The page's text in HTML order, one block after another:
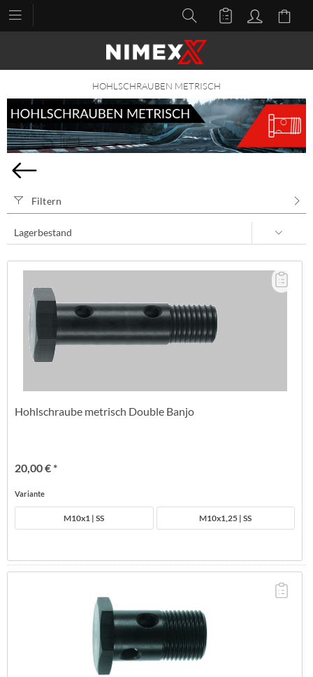
HOHLSCHRAUBEN METRISCH
Filtern
Hohlschraube metrisch Double Banjo
20,00 € *
Variante
M10x1 | SS M10x1,25 | SS